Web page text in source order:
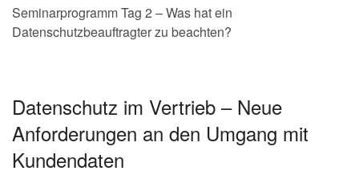
Seminarprogramm Tag 2 – Was hat ein
Datenschutzbeauftragter zu beachten?
Datenschutz im Vertrieb – Neue
Anforderungen an den Umgang mit
Kundendaten